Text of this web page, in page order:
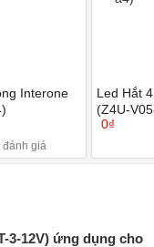
Interone
đánh giá
Led Hắt
(Z4U-
0₫
3-12V) ứng dụng cho